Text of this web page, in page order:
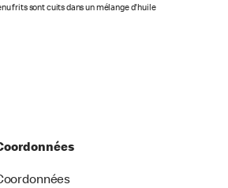
frits sont cuits dans un mélange d'huile